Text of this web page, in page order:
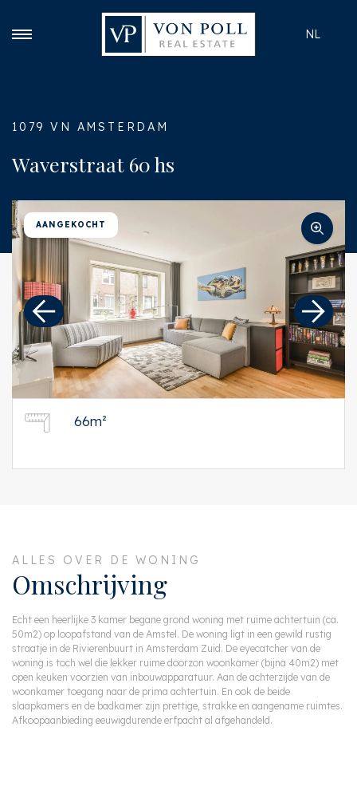
NL
1079 VN AMSTERDAM
Waverstraat 60 hs
AANGEKOCHT
66m²
ALLES OVER DE WONING
Omschrijving
Echt een heerlijke 3 kamer begane grond woning met ruime achtertuin (ca.
50m2) op loopafstand van de Amstel. De woning ligt in een gewild rustig
straatje in de Rivierenbuurt in Amsterdam Zuid. De eyecatcher van de
woning is toch wel die lekker ruime doorzon woonkamer (bijna 40m2) met
open keuken voorzien van inbouwapparatuur. Aan de achterzijde van de
woonkamer toegang naar de prima achtertuin. En ook de beide
slaapkamers en de badkamer zijn prettige, strakke en aangename ruimtes.
Afkoopaanbieding eeuwigdurende erfpacht al afgehandeld.